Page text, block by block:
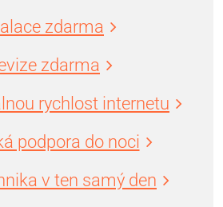
zdarma
zdarma
rychlost internetu
podpora do noci
v ten samý den